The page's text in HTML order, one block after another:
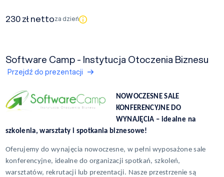
230 zł nettoza dzień
Software Camp - Instytucja Otoczenia Biznesu
Przejdź do prezentacji
NOWOCZESNE SALE
KONFERENCYJNE DO
WYNAJĘCIA – idealne na
szkolenia, warsztaty i spotkania biznesowe!
Oferujemy do wynajęcia nowoczesne, w pełni wyposażone sale
konferencyjne, idealne do organizacji spotkań, szkoleń,
warsztatów, rekrutacji lub prezentacji. Nasze przestrzenie są